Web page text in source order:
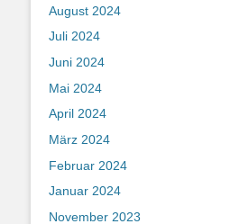
August 2024
Juli 2024
Juni 2024
Mai 2024
April 2024
März 2024
Februar 2024
Januar 2024
November 2023